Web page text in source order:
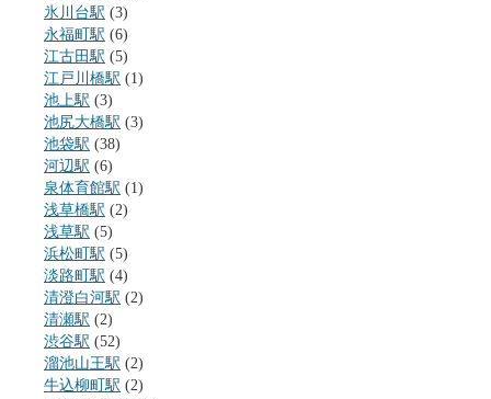
氷川台駅 (3)
永福町駅 (6)
江古田駅 (5)
江戸川橋駅 (1)
池上駅 (3)
池尻大橋駅 (3)
池袋駅 (38)
河辺駅 (6)
泉体育館駅 (1)
浅草橋駅 (2)
浅草駅 (5)
浜松町駅 (5)
淡路町駅 (4)
清澄白河駅 (2)
清瀬駅 (2)
渋谷駅 (52)
溜池山王駅 (2)
牛込柳町駅 (2)